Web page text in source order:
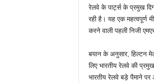
रेलवे के पार्ट्स के प्रमुख
रही है। यह एक महत्वपूर्ण
करने वाली पहली निजी
बयान के अनुसार, हिल्टन
लिए भारतीय रेलवे की
भारतीय रेलवे बड़े पैमाने